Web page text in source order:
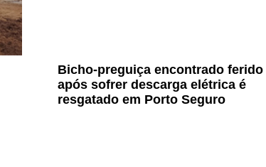
Bicho-preguiça encontrado ferido
após sofrer descarga elétrica é
resgatado em Porto Seguro